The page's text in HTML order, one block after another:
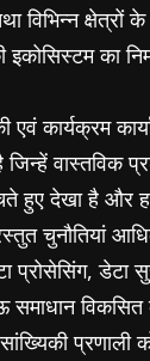
क्षेत्रों
का
कार्यक्रम
वास्तविक
हुए देखा है और
चुनौतियां
प्रोसेसिंग, डेटा